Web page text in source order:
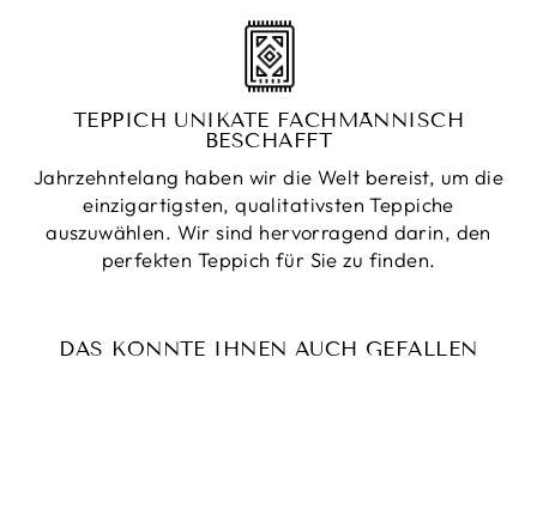
TEPPICH UNIKATE FACHMÄNNISCH
BESCHAFFT
Jahrzehntelang haben wir die Welt bereist, um die
einzigartigsten, qualitativsten Teppiche
auszuwählen. Wir sind hervorragend darin, den
perfekten Teppich für Sie zu finden.
DAS KÖNNTE IHNEN AUCH GEFALLEN